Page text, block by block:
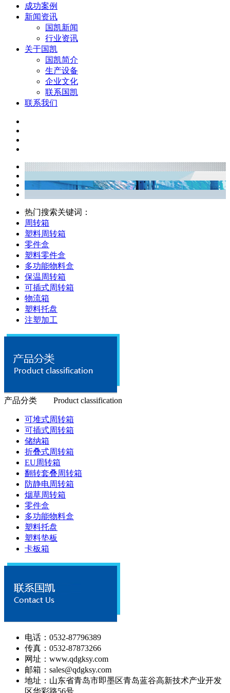
成功案例
新闻资讯
国凯新闻
行业资讯
关于国凯
国凯简介
生产设备
企业文化
联系国凯
联系我们
热门搜索关键词：
周转箱
塑料周转箱
零件盒
塑料零件盒
多功能物料盒
保温周转箱
可插式周转箱
物流箱
塑料托盘
注塑加工
产品分类 Product classification
可堆式周转箱
可插式周转箱
储纳箱
折叠式周转箱
EU周转箱
翻转套叠周转箱
防静电周转箱
烟草周转箱
零件盒
多功能物料盒
塑料托盘
塑料垫板
卡板箱
电话：0532-87796389
传真：0532-87873266
网址：www.qdgksy.com
邮箱：sales@qdgksy.com
地址：山东省青岛市即墨区青岛蓝谷高新技术产业开发
区华彩路56号